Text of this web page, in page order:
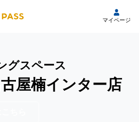
マイページ
グスペース
屋楠インター店